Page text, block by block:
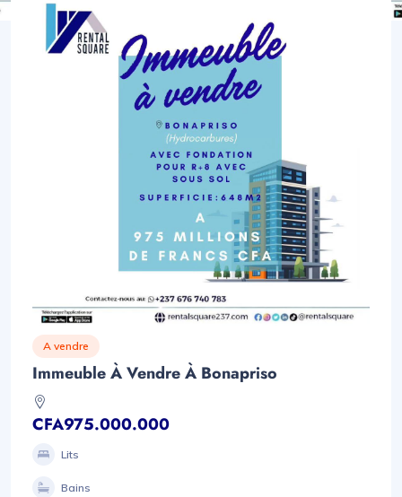
A vendre
Immeuble À Vendre À Bonapriso
CFA975.000.000
Lits
Bains